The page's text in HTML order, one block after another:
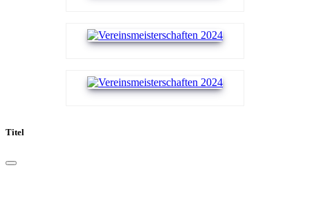
Titel